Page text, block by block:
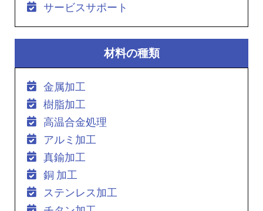
サービスサポート
材料の種類
金属加工
樹脂加工
高温合金処理
アルミ加工
真鍮加工
銅 加工
ステンレス加工